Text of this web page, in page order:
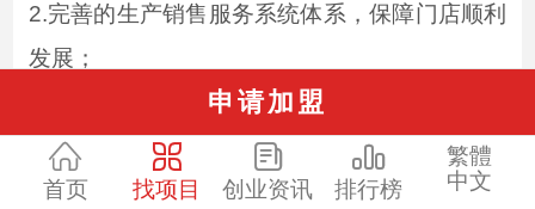
2.完善的生产销售服务系统体系，保障门店顺利
发展；
3.良好的运营秩序，严格的运营管理和区域管
理；
申请加盟
首页 找项目 创业资讯 排行榜
繁體
中文